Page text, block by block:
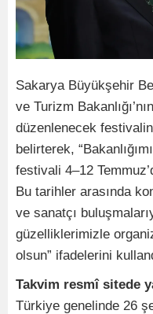
Sakarya Büyükşehir
ve Turizm
düzenlenecek
belirterek,
festivali 4–12
Bu tarihler arasında
ve sanatçı
güzelliklerimizle
olsun” ifadelerini
Takvim resmî sitede
Türkiye genelinde 26